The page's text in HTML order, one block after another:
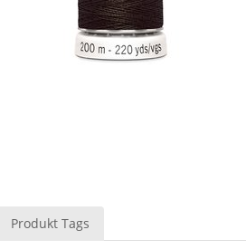
Produkt Tags